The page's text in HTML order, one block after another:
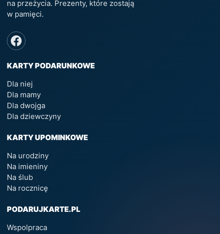
na przeżycia. Prezenty, które zostają
w pamięci.
KARTY PODARUNKOWE
Dla niej
Dla mamy
Dla dwojga
Dla dziewczyny
KARTY UPOMINKOWE
Na urodziny
Na imieniny
Na ślub
Na rocznicę
PODARUJKARTE.PL
Wspolpraca